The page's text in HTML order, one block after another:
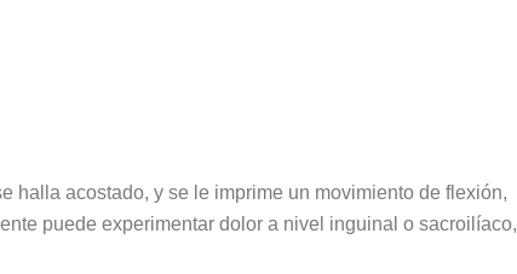
halla acostado, y se le imprime un movimiento de flexión,
puede experimentar dolor a nivel inguinal o sacroilíaco,